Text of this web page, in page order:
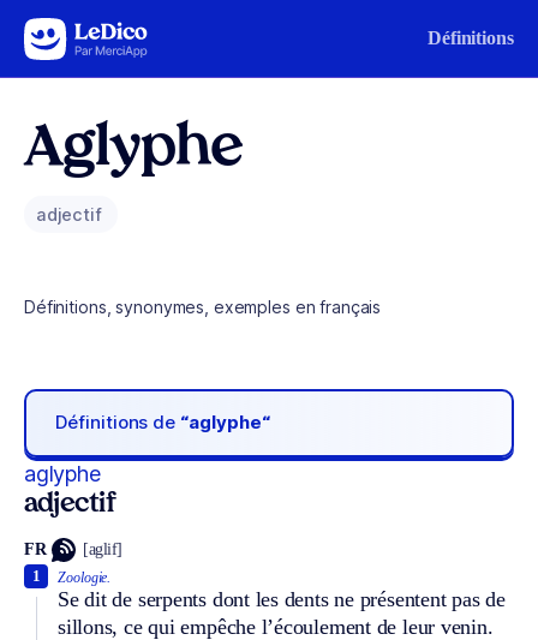
Aller au contenu Définitions
Aglyphe
adjectif
Définitions, synonymes, exemples en français
Définitions de “aglyphe“
aglyphe
adjectif
FR [aglif]
Zoologie.
Se dit de serpents dont les dents ne présentent pas de
sillons, ce qui empêche l’écoulement de leur venin.
1